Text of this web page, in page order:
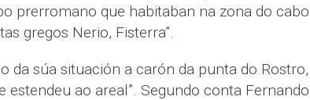
prerromano que habitaban na zona do cabo
gregos Nerio, Fisterra”.
da súa situación a carón da punta do Rostro,
estendeu ao areal”. Segundo conta Fernando